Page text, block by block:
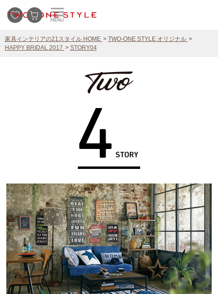
家具インテリアの21スタイル HOME
TWO-ONE STYLE オリジナル
HAPPY BRIDAL 2017
STORY04